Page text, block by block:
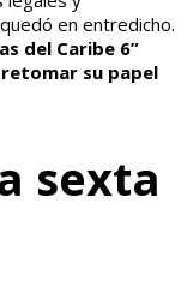
en entredicho.
del Caribe 6”
su papel
sexta